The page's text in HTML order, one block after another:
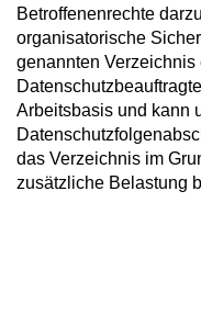
Betroffenenrechte
organisatorische
genannten Verzeichnis
Arbeitsbasis und kann
das Verzeichnis im
zusätzliche Belastung